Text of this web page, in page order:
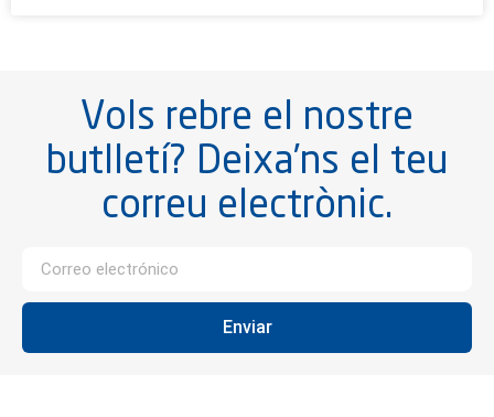
Vols rebre el nostre
butlletí? Deixa’ns el teu
correu electrònic.
Enviar